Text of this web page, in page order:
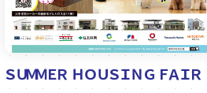
ＳＵＭＭＥＲ ＨＯＵＳＩＮＧ ＦＡＩＲ